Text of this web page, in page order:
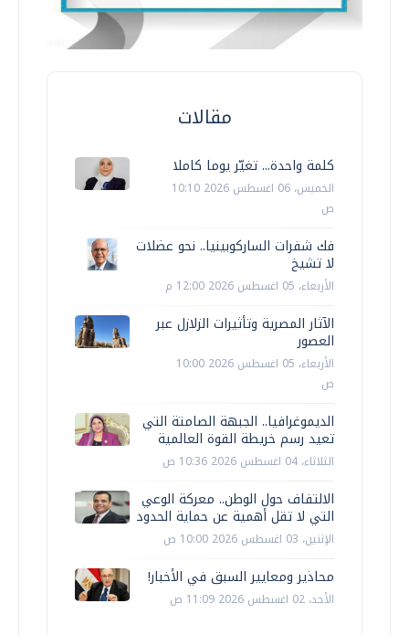
مقالات
كلمة واحدة... تغيّر يوما كاملا
الخميس، 06 اغسطس 2026 10:10
ص
فك شفرات الساركوبينيا.. نحو عضلات
لا تشيخ
الأربعاء، 05 اغسطس 2026 12:00 م
الآثار المصرية وتأثيرات الزلازل عبر
العصور
الأربعاء، 05 اغسطس 2026 10:00
ص
الديموغرافيا.. الجبهة الصامتة التي
تعيد رسم خريطة القوة العالمية
الثلاثاء، 04 اغسطس 2026 10:36 ص
الالتفاف حول الوطن.. معركة الوعي
التي لا تقل أهمية عن حماية الحدود
الإثنين، 03 اغسطس 2026 10:00 ص
محاذير ومعايير السبق في الأخبار!
الأحد، 02 اغسطس 2026 11:09 ص